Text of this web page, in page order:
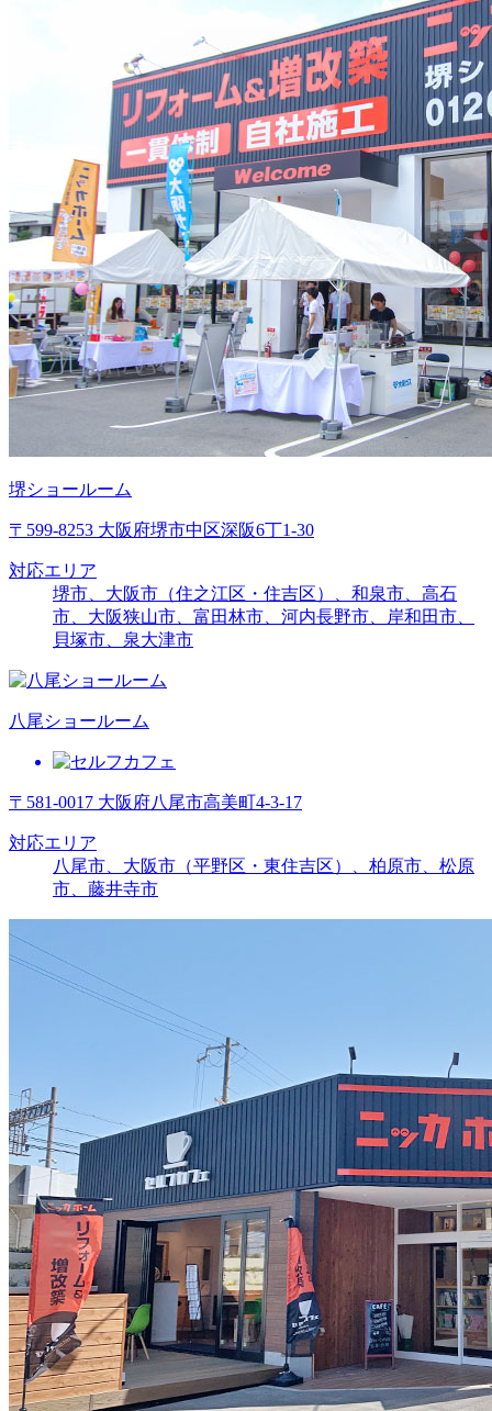
堺ショールーム
〒599-8253 大阪府堺市中区深阪6丁1-30
対応エリア
堺市、大阪市（住之江区・住吉区）、和泉市、高石
市、大阪狭山市、富田林市、河内長野市、岸和田市、
貝塚市、泉大津市
八尾ショールーム
〒581-0017 大阪府八尾市高美町4-3-17
対応エリア
八尾市、大阪市（平野区・東住吉区）、柏原市、松原
市、藤井寺市